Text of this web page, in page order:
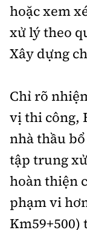
hoặc xem
xử lý theo
Xây dựng
Chỉ rõ
vị thi công,
nhà thầu
tập trung
hoàn thiện
phạm vi
Km59+500)